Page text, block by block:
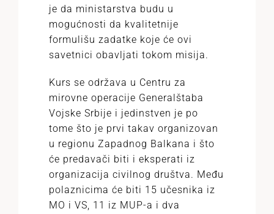
je da ministarstva budu u
mogućnosti da kvalitetnije
formulišu zadatke koje će ovi
savetnici obavljati tokom misija.
Kurs se održava u Centru za
mirovne operacije Generalštaba
Vojske Srbije i jedinstven je po
tome što je prvi takav organizovan
u regionu Zapadnog Balkana i što
će predavači biti i eksperati iz
organizacija civilnog društva. Među
polaznicima će biti 15 učesnika iz
MO i VS, 11 iz MUP-a i dva